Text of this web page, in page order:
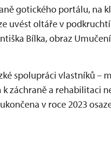
gotického portálu, na
uvést oltáře v podkruchtí
Bílka, obraz
spolupráci vlastníků –
záchraně a rehabilitaci
v roce 2023